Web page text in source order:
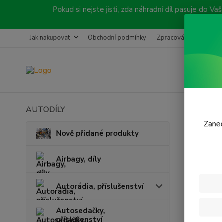
Pokud si nejste jisti, zda náhradní díl pasuje do
Jak nakupovat Obchodní podmínky Zpracování objednávky
AUTODÍLY
Nově přidané produkty
Airbagy, díly
Autorádia, příslušenství
Autosedačky,
příslušenství